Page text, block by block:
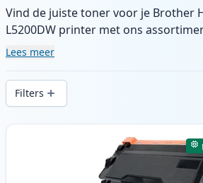
Vind de juiste toner voor je Brother
L5200DW printer met ons
compatibele en high-yield cartridges.
snelle levering vanuit lokale voorraad
Lees meer
Filters
Producten